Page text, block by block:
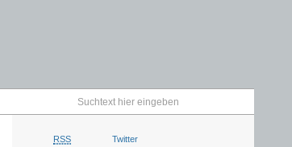
RSS Twitter